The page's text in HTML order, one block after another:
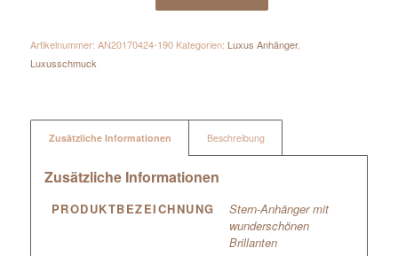
Artikelnummer: AN20170424-190 Kategorien: Luxus Anhänger,
Luxusschmuck
Zusätzliche Informationen Beschreibung
Zusätzliche Informationen
PRODUKTBEZEICHNUNG
Stern-Anhänger mit
wunderschönen
Brillanten